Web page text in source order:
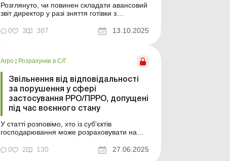
Розглянуто, чи повинен складати авансовий
звіт директор у разі зняття готівки з
може стати оподатковуваним доходом. Чи
повинен директор сільгосппідприємства,
земельні ділянки,...
0 3 387 13.10.2025
Агро | Розрахунки в С/Г
Звільнення від відповідальності
за порушення у сфері
застосування РРО/ПРРО, допущені
під час воєнного стану
У статті розповімо, хто із суб'єктів
господарювання може розраховувати на
порушення порядку застосування РРО/
ПРРО, допущені у період воєнного стану.
0 2 130 27.06.2025